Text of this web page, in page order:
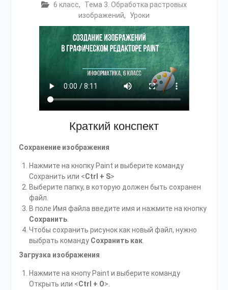
6 класс,
Тема 3. Обработка растровых
изображений, Уроки
Краткий конспект
Сохранение изображения
Нажмите на кнопку Paint и выберите команду
Сохранить или <Ctrl + S>
Выберите папку, в которую должен быть сохранен
файл.
В поле Имя файла введите имя и нажмите на кнопку
Сохранить.
Чтобы сохранить рисунок как новый файл, нужно
выбрать команду Сохранить как.
Загрузка изображения
Нажмите на кнопу Paint и выберите команду
Открыть или <Ctrl + O>.